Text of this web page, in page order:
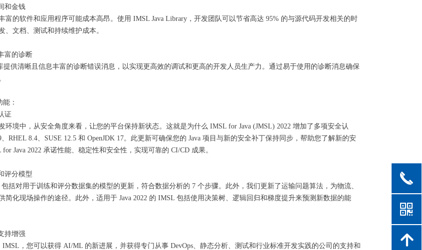
和金钱
富的软件和应用程序可能成本高昂。使用 IMSL Java Library，开发团队可以节省高达 95% 的与源代码开发相关的时
、文档、测试和持续维护成本。
富的诊断
提供清晰且信息丰富的诊断错误消息，以实现更高效的调试和更高的开发人员生产力。通过易于使用的诊断消息确保
：
证
环境中，从安全角度来看，让您的平台保持新状态。这就是为什么 IMSL for Java (JMSL) 2022 增加了多项安全认
RHEL 8.4、SUSE 12.5 和 OpenJDK 17。此更新可确保您的 Java 项目与新的安全补丁保持同步，帮助您了解新的安
Java 2022 承诺性能、稳定性和安全性，实现可靠的 CI/CD 成果。
评分模型
包括对用于训练和评分数据集的模型的更新，符合数据分析的 7 个步骤。此外，我们更新了运输问题算法，为物流、
简化现场操作的途径。此外，适用于 Java 2022 的 IMSL 包括使用决策树、逻辑回归和梯度提升来预测新数据的能
持增强
IMSL，您可以获得 AI/ML 的新进展，并获得专门从事 DevOps、静态分析、测试和行业标准开发实践的公司的支持和
끅
낃
녕